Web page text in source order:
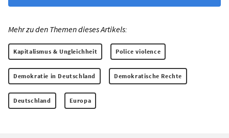
Mehr zu den Themen dieses Artikels:
Kapitalismus & Ungleichheit Police violence
Demokratie in Deutschland Demokratische Rechte
Deutschland Europa